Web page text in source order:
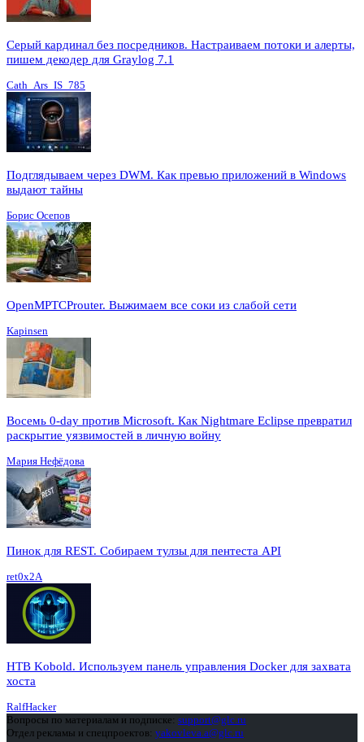
Серый кардинал без посредников. Настраиваем потоки и алерты,
пишем декодер для Graylog 7.1
Cath_Ars_IS_785
Подглядываем через DWM. Как превью приложений в Windows
выдают тайны
Борис Осепов
OpenMPTCProuter. Выжимаем все соки из слабой сети
Kapinsen
Восемь 0-day против Microsoft. Как Nightmare Eclipse превратил
раскрытие уязвимостей в личную войну
Мария Нефёдова
Пинок для REST. Собираем тулзы для пентеста API
ret0x2A
HTB Kobold. Используем панель управления Docker для захвата
хоста
RalfHacker
Вопросы по материалам и подписке: support@glc.ru
Отдел рекламы и спецпроектов: yakovleva.a@glc.ru